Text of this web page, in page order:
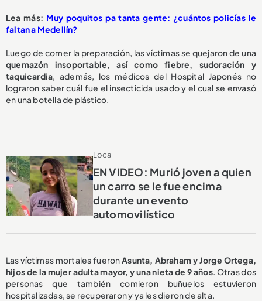
Lea más: Muy poquitos pa tanta gente: ¿cuántos policías le
faltan a Medellín?
Luego de comer la preparación, las víctimas se quejaron de una
quemazón insoportable, así como fiebre, sudoración y
taquicardia, además, los médicos del Hospital Japonés no
lograron saber cuál fue el insecticida usado y el cual se envasó
en una botella de plástico.
Local
EN VIDEO: Murió joven a quien
un carro se le fue encima
durante un evento
automovilístico
Las víctimas mortales fueronAsunta, Abraham y Jorge Ortega,
hijos de la mujer adulta mayor, y una nieta de 9 años. Otras dos
personas que también comieron buñuelos estuvieron
hospitalizadas, se recuperaron y ya les dieron de alta.